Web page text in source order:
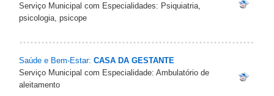
Serviço Municipal com Especialidades: Psiquiatria,
psicologia, psicope
Saúde e Bem-Estar: CASA DA GESTANTE
Serviço Municipal com Especialidade: Ambulatório de
aleitamento